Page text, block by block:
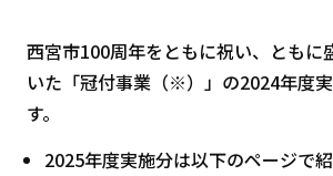
西宮市100周年をともに祝い、ともに
いた「冠付事業（※）」の2024年度
す。
2025年度実施分は以下のページで紹